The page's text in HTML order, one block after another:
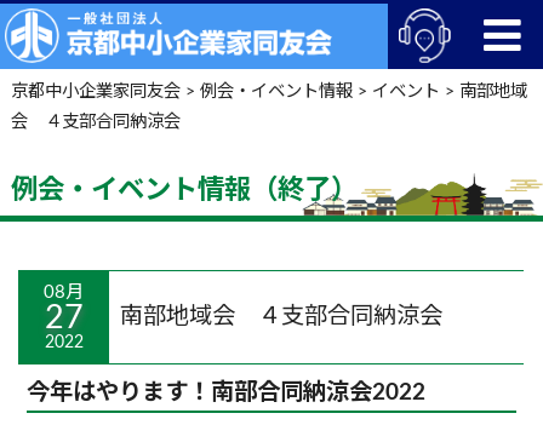
京都中小企業家同友会> 例会・イベント情報> イベント > 南部地域
会 ４支部合同納涼会
例会・イベント情報（終了）
08月
27
2022
南部地域会 ４支部合同納涼会
今年はやります！南部合同納涼会2022